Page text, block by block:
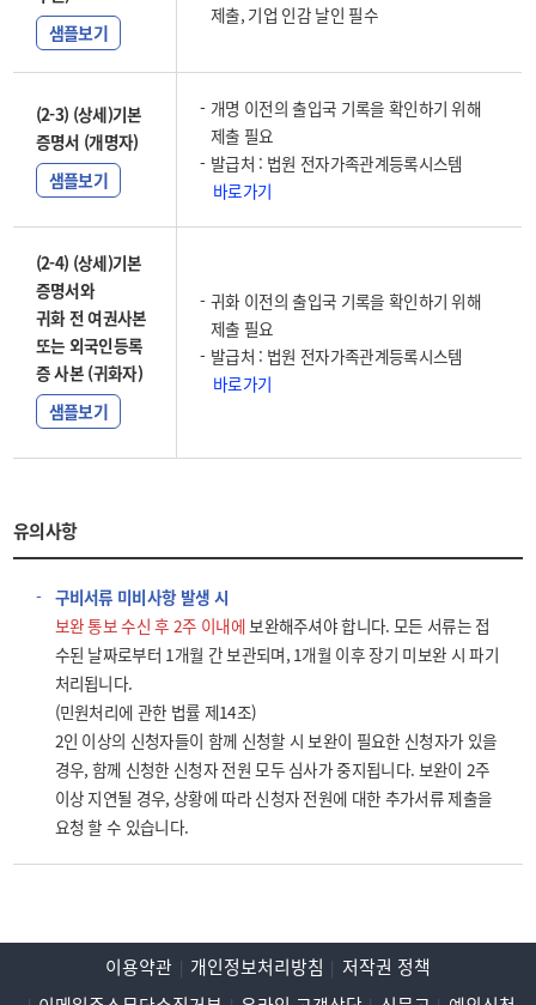
샘플보기
제출, 기업 인감 날인 필수
(2-3) (상세)기본
증명서 (개명자)
샘플보기
개명 이전의 출입국 기록을 확인하기 위해
제출 필요
발급처 : 법원 전자가족관계등록시스템
바로가기
(2-4) (상세)기본
증명서와
귀화 전 여권사본
또는 외국인등록
증 사본 (귀화자)
샘플보기
귀화 이전의 출입국 기록을 확인하기 위해
제출 필요
발급처 : 법원 전자가족관계등록시스템
바로가기
유의사항
구비서류 미비사항 발생 시
보완 통보 수신 후 2주 이내에보완해주셔야 합니다. 모든 서류는 접
수된 날짜로부터 1개월 간 보관되며, 1개월 이후 장기 미보완 시 파기
처리됩니다.
(민원처리에 관한 법률 제14조)
2인 이상의 신청자들이 함께 신청할 시 보완이 필요한 신청자가 있을
경우, 함께 신청한 신청자 전원 모두 심사가 중지됩니다. 보완이 2주
이상 지연될 경우, 상황에 따라 신청자 전원에 대한 추가서류 제출을
요청 할 수 있습니다.
이용약관 개인정보처리방침
저작권 정책